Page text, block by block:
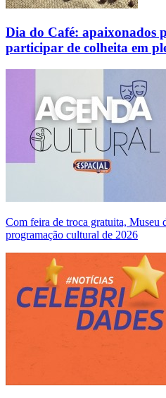
Dia do Café: apaixonados
participar de colheita em
Com feira de troca gratuita, Museu
programação cultural de 2026